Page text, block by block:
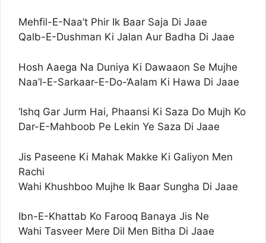
Mehfil-E-Naa’t Phir Ik Baar Saja Di Jaae
Qalb-E-Dushman Ki Jalan Aur Badha Di Jaae
Hosh Aaega Na Duniya Ki Dawaaon Se Mujhe
Naa’l-E-Sarkaar-E-Do-‘Aalam Ki Hawa Di Jaae
‘Ishq Gar Jurm Hai, Phaansi Ki Saza Do Mujh Ko
Dar-E-Mahboob Pe Lekin Ye Saza Di Jaae
Jis Paseene Ki Mahak Makke Ki Galiyon Men
Rachi
Wahi Khushboo Mujhe Ik Baar Sungha Di Jaae
Ibn-E-Khattab Ko Farooq Banaya Jis Ne
Wahi Tasveer Mere Dil Men Bitha Di Jaae